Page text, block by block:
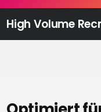
High Volume